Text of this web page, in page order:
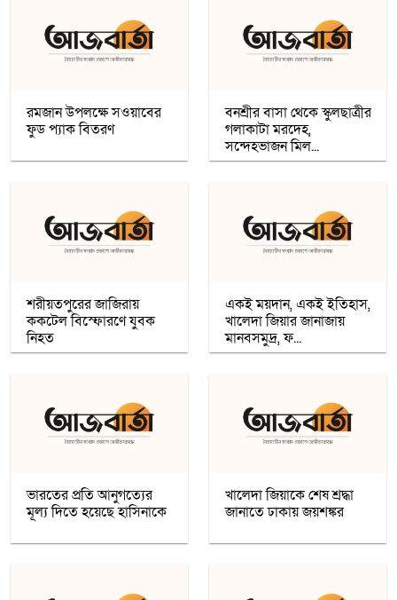
আলোচনা
রমজান উপলক্ষে সওয়াবের ফুড প্যাক বিতরণ
কাশ্মীরে কলেজ বন্ধ করলো ভারত
উগান্ডার নির্বাচনে বিরোধী প্রার্থী ববি ওয়াইনকে
জোরপূর্বক তুলে নেওয়ার অভিযোগ
বিহারে সড়ক দুর্ঘটনায় সপ্তম শ্রেণির ছাত্র নিহত,
রমজান উপলক্ষে সওয়াবের
ফুড প্যাক বিতরণ
বনশ্রীর বাসা থেকে স্কুলছাত্রীর
গলাকাটা মরদেহ,
সন্দেহভাজন মিল...
শরীয়তপুরের জাজিরায়
ককটেল বিস্ফোরণে যুবক
নিহত
একই ময়দান, একই ইতিহাস,
খালেদা জিয়ার জানাজায়
মানবসমুদ্র, ফ...
ভারতের প্রতি আনুগত্যের
মূল্য দিতে হয়েছে হাসিনাকে
খালেদা জিয়াকে শেষ শ্রদ্ধা
জানাতে ঢাকায় জয়শঙ্কর